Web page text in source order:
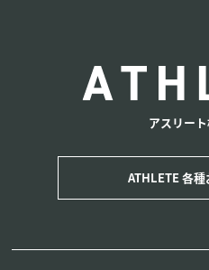
アスリー
ATHLETE 各